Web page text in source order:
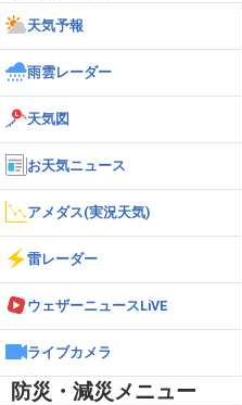
天気予報
雨雲レーダー
天気図
お天気ニュース
アメダス(実況天気)
雷レーダー
ウェザーニュースLiVE
ライブカメラ
防災・減災メニュー